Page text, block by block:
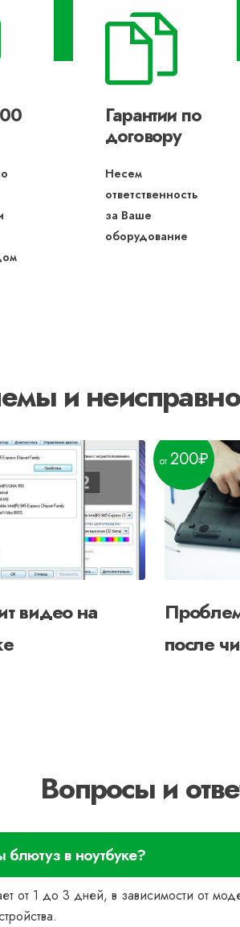
Гарантии по
договору
Несем
ответственность
за Ваше
оборудование
и
видео на
после
200
Вопросы и
в ноутбуке?
от 1 до 3 дней, в зависимости от